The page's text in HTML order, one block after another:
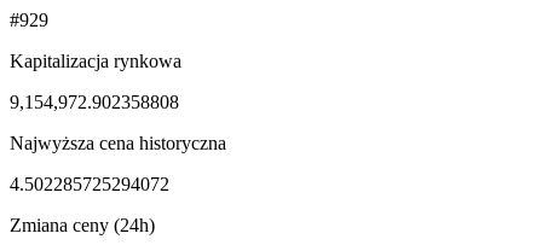
#929
Kapitalizacja rynkowa
9,154,972.902358808
Najwyższa cena historyczna
4.502285725294072
Zmiana ceny (24h)